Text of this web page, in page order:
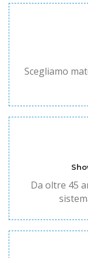
Scegliamo
Da oltre 45